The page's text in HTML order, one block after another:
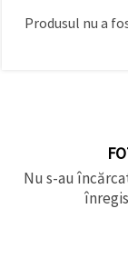
Produsul nu a
Nu s-au